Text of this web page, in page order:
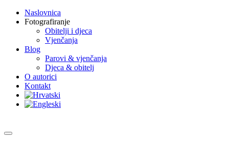
Naslovnica
Fotografiranje
Obitelji i djeca
Vjenčanja
Blog
Parovi & vjenčanja
Djeca & obitelj
O autorici
Kontakt